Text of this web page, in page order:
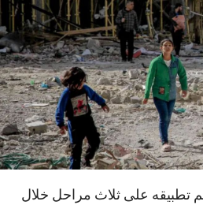
تطبيقه على ثلاث مراحل خلال